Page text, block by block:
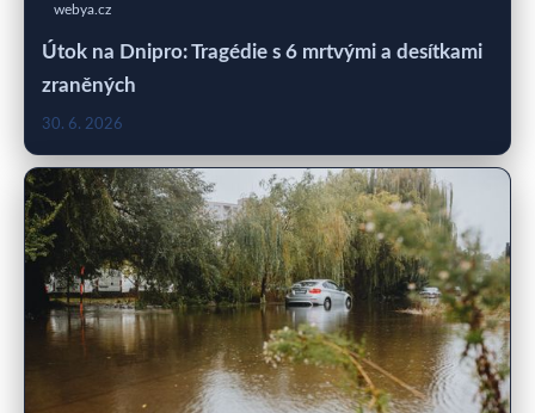
webya.cz
Útok na Dnipro: Tragédie s 6 mrtvými a desítkami
zraněných
30. 6. 2026